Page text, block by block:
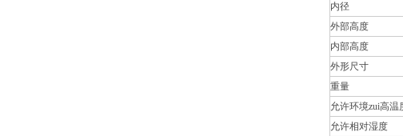
内径
外部高度
内部高度
外形尺寸
重量
允许环境zui高温
允许相对湿度